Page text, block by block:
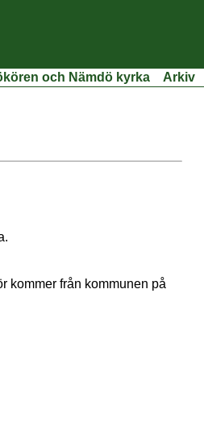
och Nämdö kyrka Arkiv
kommer från kommunen på